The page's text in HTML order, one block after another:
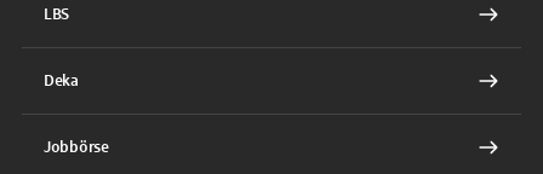
LBS
Deka
Jobbörse